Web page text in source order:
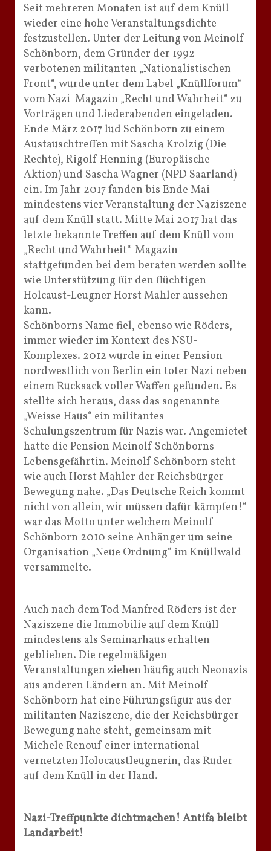
Seit mehreren Monaten ist auf dem Knüll
wieder eine hohe Veranstaltungsdichte
festzustellen. Unter der Leitung von Meinolf
Schönborn, dem Gründer der 1992
verbotenen militanten „Nationalistischen
Front“, wurde unter dem Label „Knüllforum“
vom Nazi-Magazin „Recht und Wahrheit“ zu
Vorträgen und Liederabenden eingeladen.
Ende März 2017 lud Schönborn zu einem
Austauschtreffen mit Sascha Krolzig (Die
Rechte), Rigolf Henning (Europäische
Aktion) und Sascha Wagner (NPD Saarland)
ein. Im Jahr 2017 fanden bis Ende Mai
mindestens vier Veranstaltung der Naziszene
auf dem Knüll statt. Mitte Mai 2017 hat das
letzte bekannte Treffen auf dem Knüll vom
„Recht und Wahrheit“-Magazin
stattgefunden bei dem beraten werden sollte
wie Unterstützung für den flüchtigen
Holcaust-Leugner Horst Mahler aussehen
kann.
Schönborns Name fiel, ebenso wie Röders,
immer wieder im Kontext des NSU-
Komplexes. 2012 wurde in einer Pension
nordwestlich von Berlin ein toter Nazi neben
einem Rucksack voller Waffen gefunden. Es
stellte sich heraus, dass das sogenannte
„Weisse Haus“ ein militantes
Schulungszentrum für Nazis war. Angemietet
hatte die Pension Meinolf Schönborns
Lebensgefährtin. Meinolf Schönborn steht
wie auch Horst Mahler der Reichsbürger
Bewegung nahe. „Das Deutsche Reich kommt
nicht von allein, wir müssen dafür kämpfen!“
war das Motto unter welchem Meinolf
Schönborn 2010 seine Anhänger um seine
Organisation „Neue Ordnung“ im Knüllwald
versammelte.
Auch nach dem Tod Manfred Röders ist der
Naziszene die Immobilie auf dem Knüll
mindestens als Seminarhaus erhalten
geblieben. Die regelmäßigen
Veranstaltungen ziehen häufig auch Neonazis
aus anderen Ländern an. Mit Meinolf
Schönborn hat eine Führungsfigur aus der
militanten Naziszene, die der Reichsbürger
Bewegung nahe steht, gemeinsam mit
Michele Renouf einer international
vernetzten Holocaustleugnerin, das Ruder
auf dem Knüll in der Hand.
Nazi-Treffpunkte dichtmachen! Antifa bleibt
Landarbeit!